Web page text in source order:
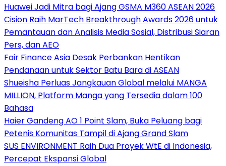
Huawei Jadi Mitra bagi Ajang GSMA M360 ASEAN 2026
Cision Raih MarTech Breakthrough Awards 2026 untuk
Pemantauan dan Analisis Media Sosial, Distribusi Siaran
Pers, dan AEO
Fair Finance Asia Desak Perbankan Hentikan
Pendanaan untuk Sektor Batu Bara di ASEAN
Shueisha Perluas Jangkauan Global melalui MANGA
MILLION, Platform Manga yang Tersedia dalam 100
Bahasa
Haier Gandeng AO 1 Point Slam, Buka Peluang bagi
Petenis Komunitas Tampil di Ajang Grand Slam
SUS ENVIRONMENT Raih Dua Proyek WtE di Indonesia,
Percepat Ekspansi Global